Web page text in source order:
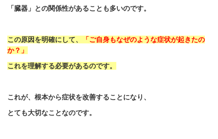
「臓器」との関係性があることも多いのです。
この原因を明確にして、
「ご自身もなぜのような症状が起きたの
か？」
これを理解する必要があるのです。
これが、根本から症状を改善することになり、
とても大切なことなのです。